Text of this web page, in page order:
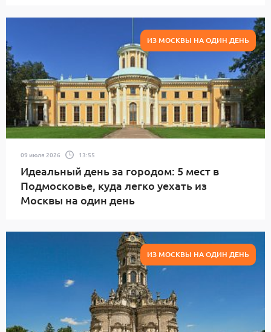
ИЗ МОСКВЫ НА ОДИН ДЕНЬ
09 июля 2026 13:55
Идеальный день за городом: 5 мест в
Подмосковье, куда легко уехать из
Москвы на один день
ИЗ МОСКВЫ НА ОДИН ДЕНЬ